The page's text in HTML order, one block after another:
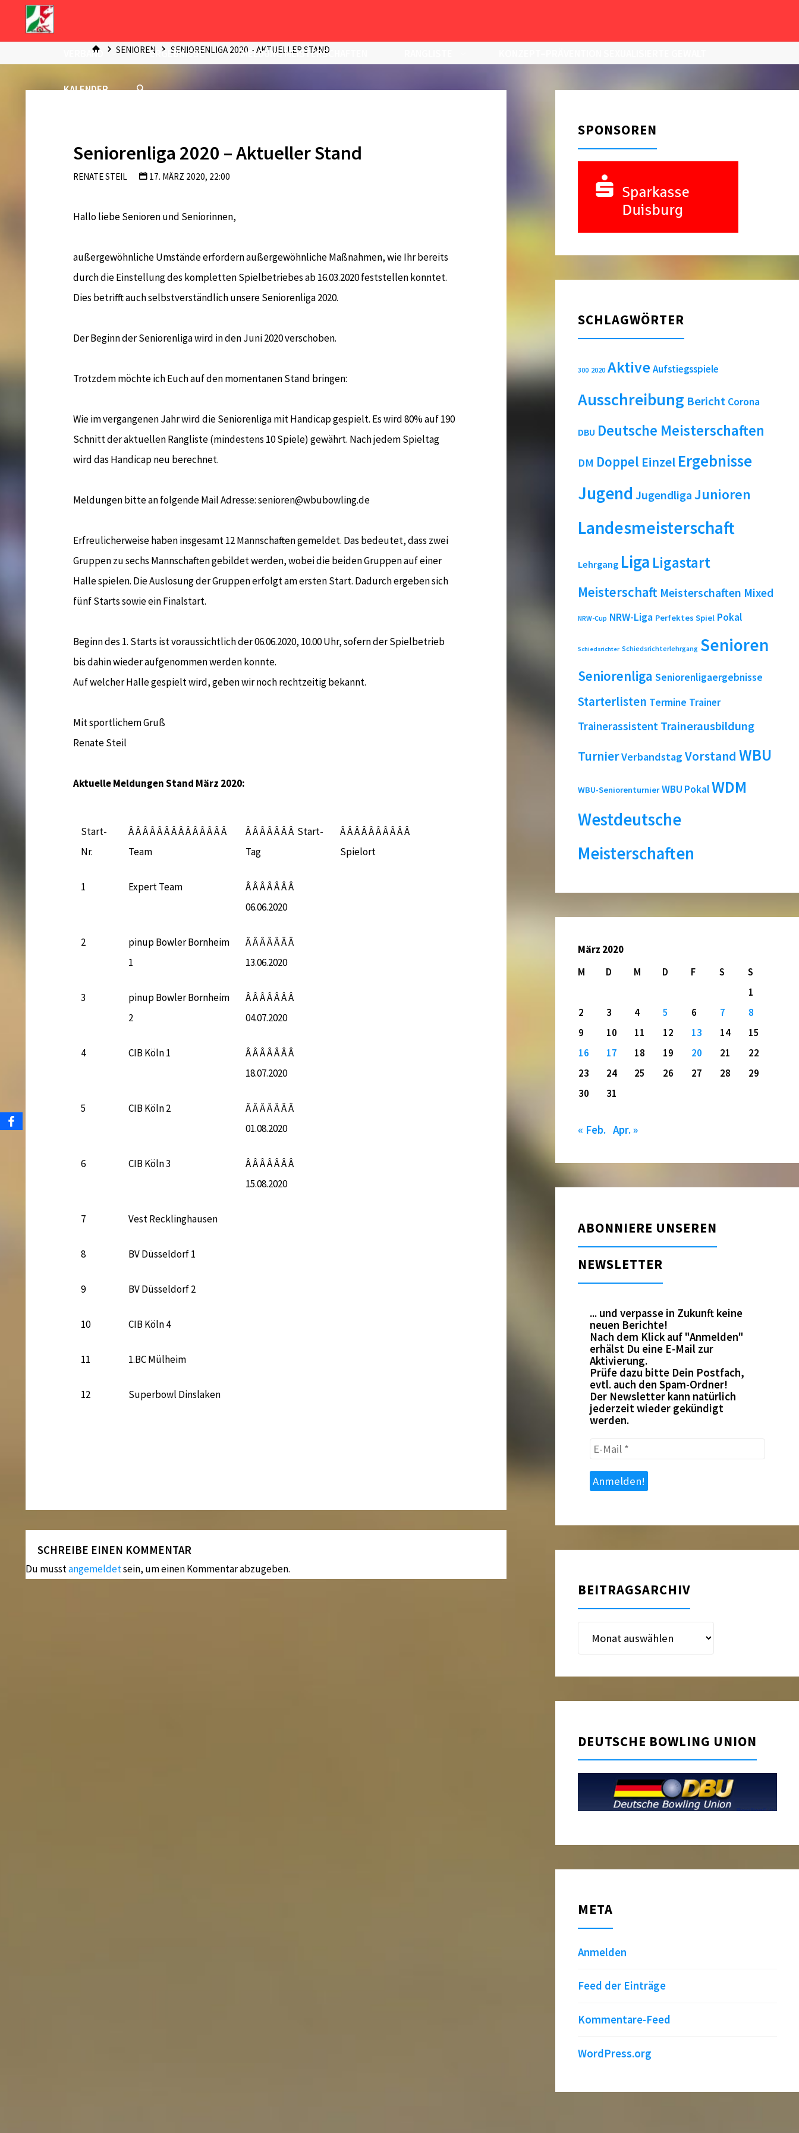
VERBAND ERGEBNISSE MELDUNG MEISTERSCHAFTEN
KALENDER
START
SENIOREN SENIORENLIGA 2020 – AKTUELLER STAND
Seniorenliga 2020 – Aktueller Stand
RENATE STEIL 17. MÄRZ 2020, 22:00
Hallo liebe Senioren und Seniorinnen,
außergewöhnliche Umstände erfordern außergewöhnliche Maßnahmen, wie Ihr bereits
durch die Einstellung des kompletten Spielbetriebes ab 16.03.2020 feststellen konntet.
Dies betrifft auch selbstverständlich unsere Seniorenliga 2020.
Der Beginn der Seniorenliga wird in den Juni 2020 verschoben.
Trotzdem möchte ich Euch auf den momentanen Stand bringen:
Wie im vergangenen Jahr wird die Seniorenliga mit Handicap gespielt. Es wird 80% auf 190
Schnitt der aktuellen Rangliste (mindestens 10 Spiele) gewährt. Nach jedem Spieltag
wird das Handicap neu berechnet.
Meldungen bitte an folgende Mail Adresse: senioren@wbubowling.de
Erfreulicherweise haben insgesamt 12 Mannschaften gemeldet. Das bedeutet, dass zwei
Gruppen zu sechs Mannschaften gebildet werden, wobei die beiden Gruppen auf einer
Halle spielen. Die Auslosung der Gruppen erfolgt am ersten Start. Dadurch ergeben sich
fünf Starts sowie ein Finalstart.
Beginn des 1. Starts ist voraussichtlich der 06.06.2020, 10.00 Uhr, sofern der Spielbetrieb
bis dahin wieder aufgenommen werden konnte.
Auf welcher Halle gespielt wird, geben wir noch rechtzeitig bekannt.
Mit sportlichem Gruß
Renate Steil
Aktuelle Meldungen Stand März 2020:
Start-
Nr.
Â Â Â Â Â Â Â Â Â Â Â Â Â Â
Team
Â Â Â Â Â Â Â Start-
Tag
Â Â Â Â Â Â Â Â Â Â
Spielort
1 Expert Team
Â Â Â Â Â Â Â
06.06.2020
2
pinup Bowler Bornheim
1
Â Â Â Â Â Â Â
13.06.2020
3
pinup Bowler Bornheim
2
Â Â Â Â Â Â Â
04.07.2020
4 CIB Köln 1
Â Â Â Â Â Â Â
18.07.2020
5 CIB Köln 2
Â Â Â Â Â Â Â
01.08.2020
6 CIB Köln 3
Â Â Â Â Â Â Â
15.08.2020
7 Vest Recklinghausen
8 BV Düsseldorf 1
9 BV Düsseldorf 2
10 CIB Köln 4
11 1.BC Mülheim
12 Superbowl Dinslaken
SCHREIBE EINEN KOMMENTAR
Du musstangemeldetsein, um einen Kommentar abzugeben.
SPONSOREN
SCHLAGWÖRTER
300 2020 Aktive Aufstiegsspiele
Ausschreibung Bericht Corona
DBU Deutsche Meisterschaften
DM Doppel Einzel Ergebnisse
Jugend Jugendliga Junioren
Landesmeisterschaft
Lehrgang Liga Ligastart
Meisterschaft Meisterschaften Mixed
NRW-Cup NRW-Liga Perfektes Spiel Pokal
Schiedsrichter Schiedsrichterlehrgang Senioren
Seniorenliga Seniorenligaergebnisse
Starterlisten Termine Trainer
Trainerassistent Trainerausbildung
TurnierVerbandstag Vorstand WBU
WBU-Seniorenturnier WBU PokalWDM
Westdeutsche
Meisterschaften
März 2020
M
D M D F S
S
1
2
3 4 5 6 7
8
9
10 11 12 13 14
15
16
17 18 19 20 21
22
23
24 25 26 27 28
29
30
31
« Feb. Apr. »
ABONNIERE UNSEREN
NEWSLETTER
... und verpasse in Zukunft keine
neuen Berichte!
Nach dem Klick auf "Anmelden"
erhälst Du eine E-Mail zur
Aktivierung.
Prüfe dazu bitte Dein Postfach,
evtl. auch den Spam-Ordner!
Der Newsletter kann natürlich
jederzeit wieder gekündigt
werden.
E-
Mail
BEITRAGSARCHIV
Beitragsarchiv
DEUTSCHE BOWLING UNION
META
Anmelden
Feed der Einträge
Kommentare-Feed
WordPress.org